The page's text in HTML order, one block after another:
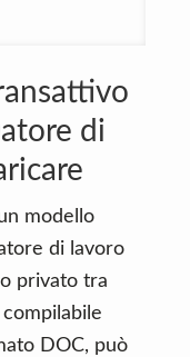
di
modello
di lavoro
privato tra
DOC, può